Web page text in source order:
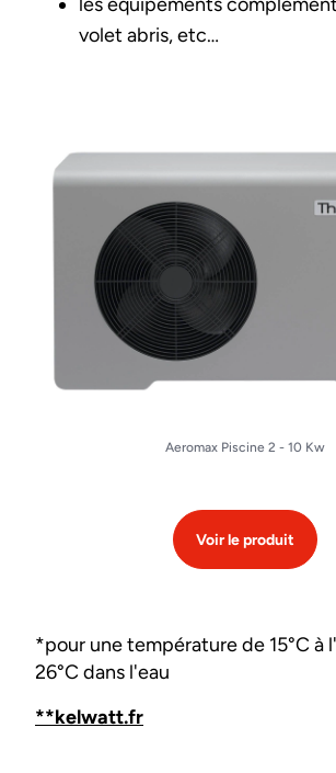
volet abris, etc…
Aeromax Piscine 2 - 10 Kw
Voir le produit
*pour une température de 15°C à
26°C dans l'eau
**kelwatt.fr